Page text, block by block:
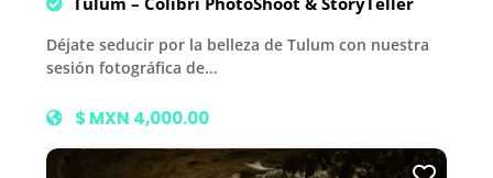
Déjate seducir por la belleza de Tulum con nuestra
sesión fotográfica de…
$ MXN 4,000.00